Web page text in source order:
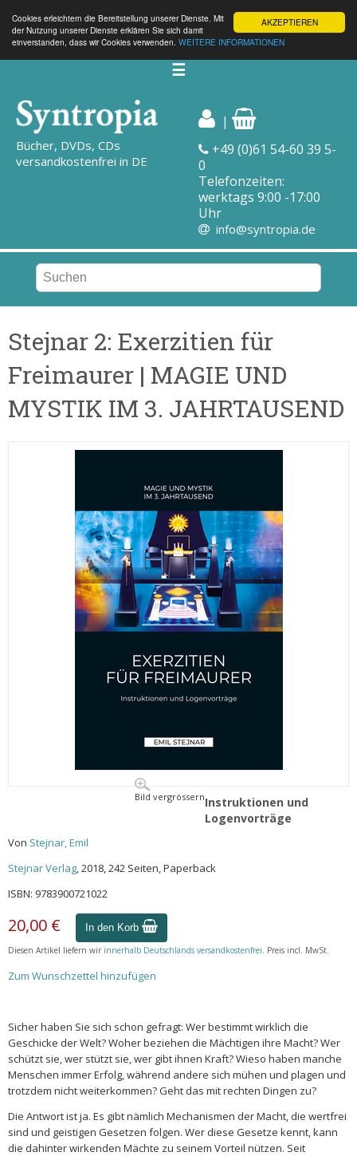
AKZEPTIEREN
Cookies erleichtern die Bereitstellung unserer Dienste. Mit
der Nutzung unserer Dienste erklären Sie sich damit
einverstanden, dass wir Cookies verwenden. WEITERE INFORMATIONEN
☰
Bücher, DVDs, CDs
versandkostenfrei in DE
|
+49 (0)61 54-60 39 5-
0
Telefonzeiten:
werktags 9:00 -17:00
Uhr
info@syntropia.de
Stejnar 2: Exerzitien für
Freimaurer | MAGIE UND
MYSTIK IM 3. JAHRTAUSEND
Bild vergrössernInstruktionen und
Logenvorträge
Von Stejnar, Emil
Stejnar Verlag, 2018, 242 Seiten, Paperback
ISBN: 9783900721022
20,00 € In den Korb
Diesen Artikel liefern wir innerhalb Deutschlands versandkostenfrei. Preis incl. MwSt.
Zum Wunschzettel hinzufügen
Sicher haben Sie sich schon gefragt: Wer bestimmt wirklich die
Geschicke der Welt? Woher beziehen die Mächtigen ihre Macht? Wer
schützt sie, wer stützt sie, wer gibt ihnen Kraft? Wieso haben manche
Menschen immer Erfolg, während andere sich mühen und plagen und
trotzdem nicht weiterkommen? Geht das mit rechten Dingen zu?
Die Antwort ist ja. Es gibt nämlich Mechanismen der Macht, die wertfrei
sind und geistigen Gesetzen folgen. Wer diese Gesetze kennt, kann
die dahinter wirkenden Mächte zu seinem Vorteil nützen. Seit